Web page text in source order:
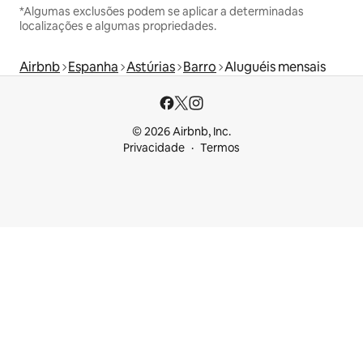
*Algumas exclusões podem se aplicar a determinadas
localizações e algumas propriedades.
Airbnb Espanha Astúrias Barro Aluguéis mensais
© 2026 Airbnb, Inc.
Privacidade
Termos